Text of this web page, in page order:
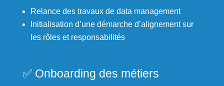
Relance des travaux de data management
Initialisation d’une démarche d’alignement sur
les rôles et responsabilités
✅ Onboarding des métiers